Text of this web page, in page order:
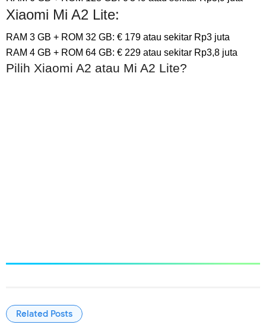
Xiaomi Mi A2 Lite:
RAM 3 GB + ROM 32 GB: € 179 atau sekitar Rp3 juta
RAM 4 GB + ROM 64 GB: € 229 atau sekitar Rp3,8 juta
Pilih Xiaomi A2 atau Mi A2 Lite?
Related Posts